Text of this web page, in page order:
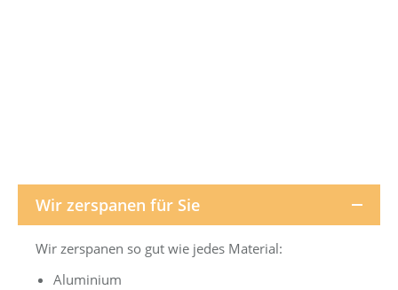
Wir zerspanen für Sie
Wir zerspanen so gut wie jedes Material:
Aluminium